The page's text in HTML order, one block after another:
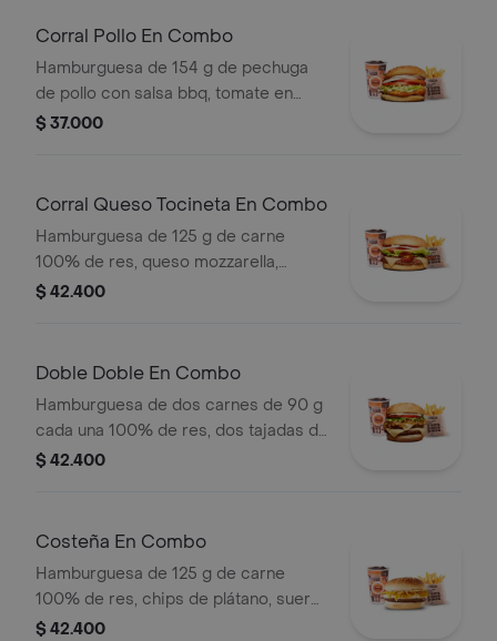
Corral Pollo En Combo
Hamburguesa de 154 g de pechuga
de pollo con salsa bbq, tomate en
rodajas, cebolla en rodajas, lechuga y
$ 37.000
Corral Queso Tocineta En Combo
Hamburguesa de 125 g de carne
100% de res, queso mozzarella,
tocineta, tomate en rodajas, cebolla
bebida
$ 42.400
Doble Doble En Combo
Hamburguesa de dos carnes de 90 g
cada una 100% de res, dos tajadas de
queso tipo mozzarella, cebolla grillé,
cascos) + bebida PET
$ 42.400
Costeña En Combo
Hamburguesa de 125 g de carne
100% de res, chips de plátano, suero,
queso costeño rallado y salsa blanca
$ 42.400